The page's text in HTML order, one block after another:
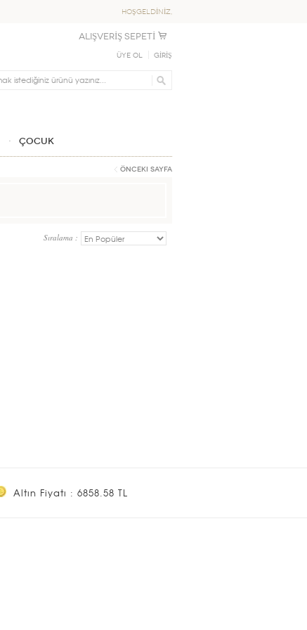
HOŞGELDİNİZ,
ALIŞVERİŞ SEPETİ
Üye Ol GİRİŞ
ÇOCUK
Önceki Sayfa
Sıralama :
Altın Fiyatı : 6858.58 TL